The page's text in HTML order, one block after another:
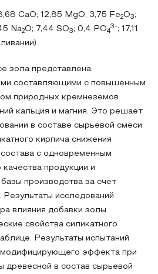
CaO; 12,85 MgO; 3,75 Fe2O3 ;
Na2O; 7,44 SO3 ; 0,4 РО4
3-; 17,11
зола представлена
составляющими с повышенным
природных кремнеземов
кальция и магния. Это решает
в составе сырьевой смеси
кирпича снижения
с одновременным
продукции и
производства за счет
Результаты исследований
влияния добавки золы
свойства силикатного
Результаты испытаний
модифицирующего эффекта при
древесной в состав сырьевой